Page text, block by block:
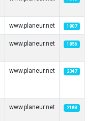
www.planeur.net 1807
www.planeur.net 1856
www.planeur.net 2347
www.planeur.net 2188